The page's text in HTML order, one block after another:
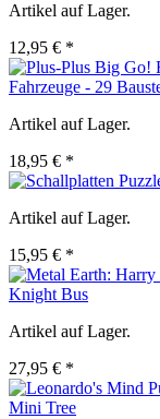
Artikel auf Lager.
12,95 € *
Fahrzeuge - 29
Artikel auf Lager.
18,95 € *
Artikel auf Lager.
15,95 € *
Knight Bus
Artikel auf Lager.
27,95 € *
Mini Tree